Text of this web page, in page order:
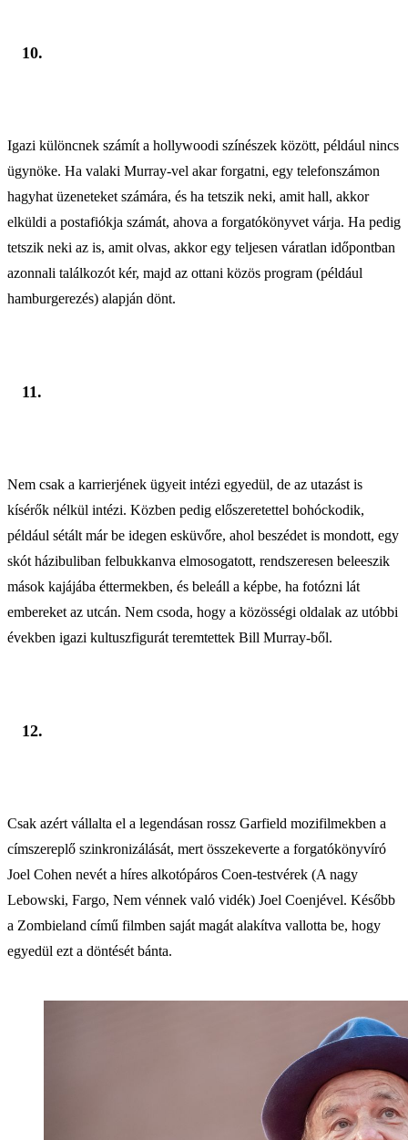
10.
Igazi különcnek számít a hollywoodi színészek között, például nincs
ügynöke. Ha valaki Murray-vel akar forgatni, egy telefonszámon
hagyhat üzeneteket számára, és ha tetszik neki, amit hall, akkor
elküldi a postafiókja számát, ahova a forgatókönyvet várja. Ha pedig
tetszik neki az is, amit olvas, akkor egy teljesen váratlan időpontban
azonnali találkozót kér, majd az ottani közös program (például
hamburgerezés) alapján dönt.
11.
Nem csak a karrierjének ügyeit intézi egyedül, de az utazást is
kísérők nélkül intézi. Közben pedig előszeretettel bohóckodik,
például sétált már be idegen esküvőre, ahol beszédet is mondott, egy
skót házibuliban felbukkanva elmosogatott, rendszeresen beleeszik
mások kajájába éttermekben, és beleáll a képbe, ha fotózni lát
embereket az utcán. Nem csoda, hogy a közösségi oldalak az utóbbi
években igazi kultuszfigurát teremtettek Bill Murray-ből.
12.
Csak azért vállalta el a legendásan rossz Garfield mozifilmekben a
címszereplő szinkronizálását, mert összekeverte a forgatókönyvíró
Joel Cohen nevét a híres alkotópáros Coen-testvérek (A nagy
Lebowski, Fargo, Nem vénnek való vidék) Joel Coenjével. Később
a Zombieland című filmben saját magát alakítva vallotta be, hogy
egyedül ezt a döntését bánta.